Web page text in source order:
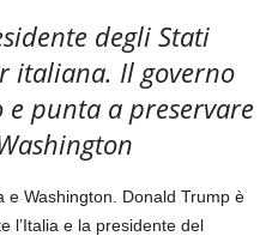
degli Stati
italiana. Il governo
punta a preservare
e Washington. Donald Trump è
l’Italia e la presidente del